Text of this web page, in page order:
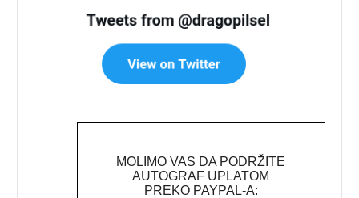
MOLIMO VAS DA PODRŽITE
AUTOGRAF UPLATOM
PREKO PAYPAL-A: